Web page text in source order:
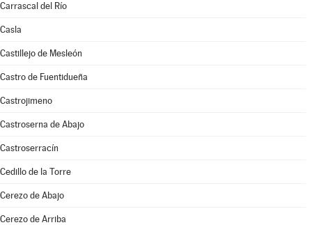
Carrascal del Río
Casla
Castillejo de Mesleón
Castro de Fuentidueña
Castrojimeno
Castroserna de Abajo
Castroserracín
Cedillo de la Torre
Cerezo de Abajo
Cerezo de Arriba